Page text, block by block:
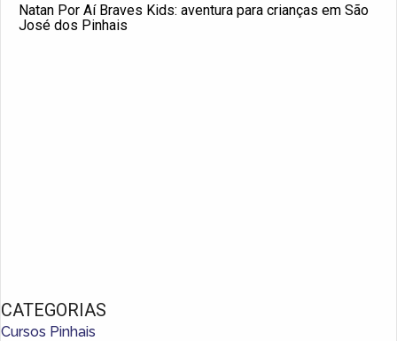
Natan Por Aí Braves Kids: aventura para crianças em São
José dos Pinhais
CATEGORIAS
Cursos Pinhais